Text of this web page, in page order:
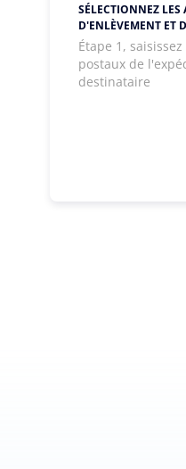
SÉLECTIONNEZ LES
D'ENLÈVEMENT ET
Étape 1,
postaux de
destinataire